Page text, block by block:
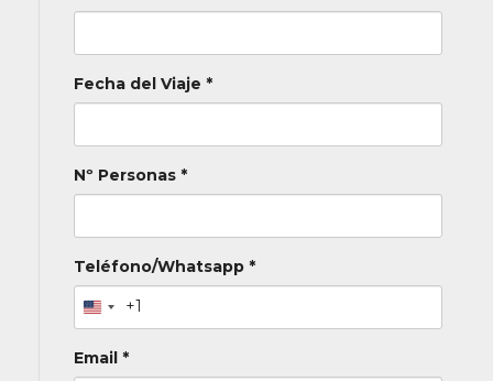
Fecha del Viaje *
Nº Personas *
Teléfono/Whatsapp *
+1
Email *